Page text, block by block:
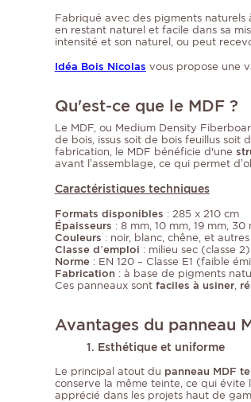
Fabriqué avec des pigments naturels
en restant naturel et facile dans sa
intensité et son naturel, ou peut
Idéa Bois Nicolas vous propose une
Qu'est-ce que le MDF ?
Le MDF, ou Medium Density
de bois, issus soit de bois feuillus soit
fabrication, le MDF bénéficie d'une
avant l’assemblage, ce qui permet
Caractéristiques techniques
Formats disponibles : 285 x 210 cm
Épaisseurs : 8 mm, 10 mm, 19 mm, 30
Couleurs : noir, blanc, chêne, et
Classe d’emploi : milieu sec (classe 2)
Norme: EN 120 – Classe E1 (faible
Fabrication: à base de pigments
Ces panneaux sont faciles à usiner,
Avantages du panneau
1. Esthétique et uniforme
Le principal atout du panneau MDF
conserve la même teinte, ce qui évite
apprécié dans les projets haut de